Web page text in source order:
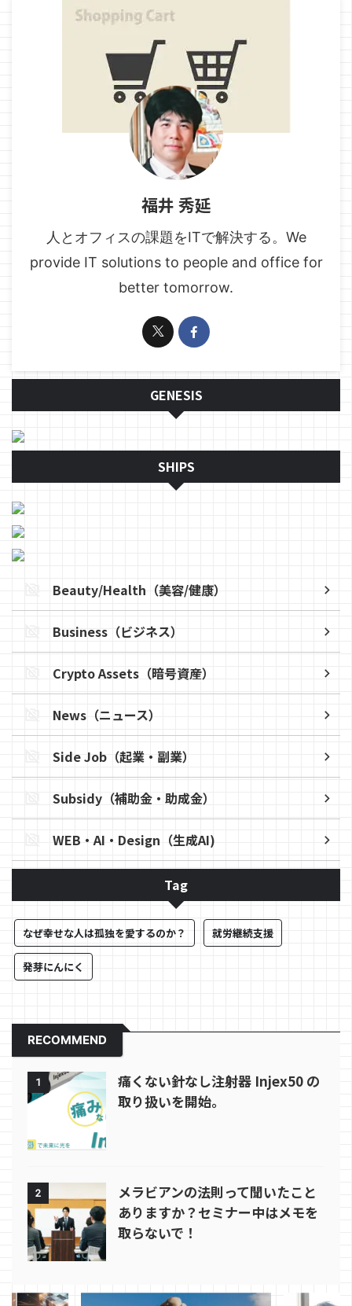
福井 秀延
人とオフィスの課題をITで解決する。We
provide IT solutions to people and office for
better tomorrow.
GENESIS
SHIPS
Beauty/Health（美容/健康）
Business（ビジネス）
Crypto Assets（暗号資産）
News（ニュース）
Side Job（起業・副業）
Subsidy（補助金・助成金）
WEB・AI・Design（生成AI)
Tag
なぜ幸せな人は孤独を愛するのか？ 就労継続支援
発芽にんにく
RECOMMEND
1
痛くない針なし注射器 Injex50 の
取り扱いを開始。
2
メラビアンの法則って聞いたこと
ありますか？セミナー中はメモを
取らないで！